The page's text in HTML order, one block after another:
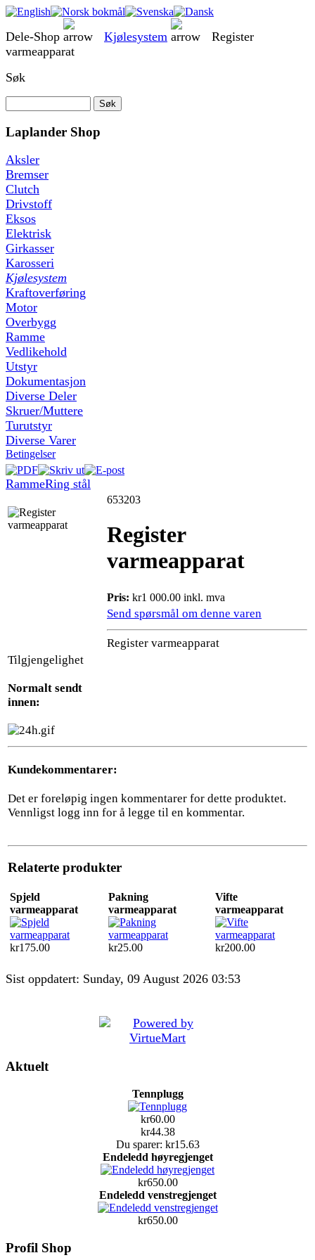
Dele-Shop Kjølesystem
Register
varmeapparat
Søk
Laplander Shop
Aksler
Bremser
Clutch
Drivstoff
Eksos
Elektrisk
Girkasser
Karosseri
Kjølesystem
Kraftoverføring
Motor
Overbygg
Ramme
Vedlikehold
Utstyr
Dokumentasjon
Diverse Deler
Skruer/Muttere
Turutstyr
Diverse Varer
Betingelser
RammeRing stål
653203
Register
varmeapparat
Pris: kr1 000.00 inkl. mva
Send spørsmål om denne varen
Register varmeapparat
Tilgjengelighet
Normalt sendt
innen:
Kundekommentarer:
Det er foreløpig ingen kommentarer for dette produktet.
Vennligst logg inn for å legge til en kommentar.
Relaterte produkter
Spjeld
varmeapparat
kr175.00
Pakning
varmeapparat
kr25.00
Vifte
varmeapparat
kr200.00
Sist oppdatert: Sunday, 09 August 2026 03:53
Aktuelt
Tennplugg
kr60.00
kr44.38
Du sparer: kr15.63
Endeledd høyregjenget
kr650.00
Endeledd venstregjenget
kr650.00
Profil Shop